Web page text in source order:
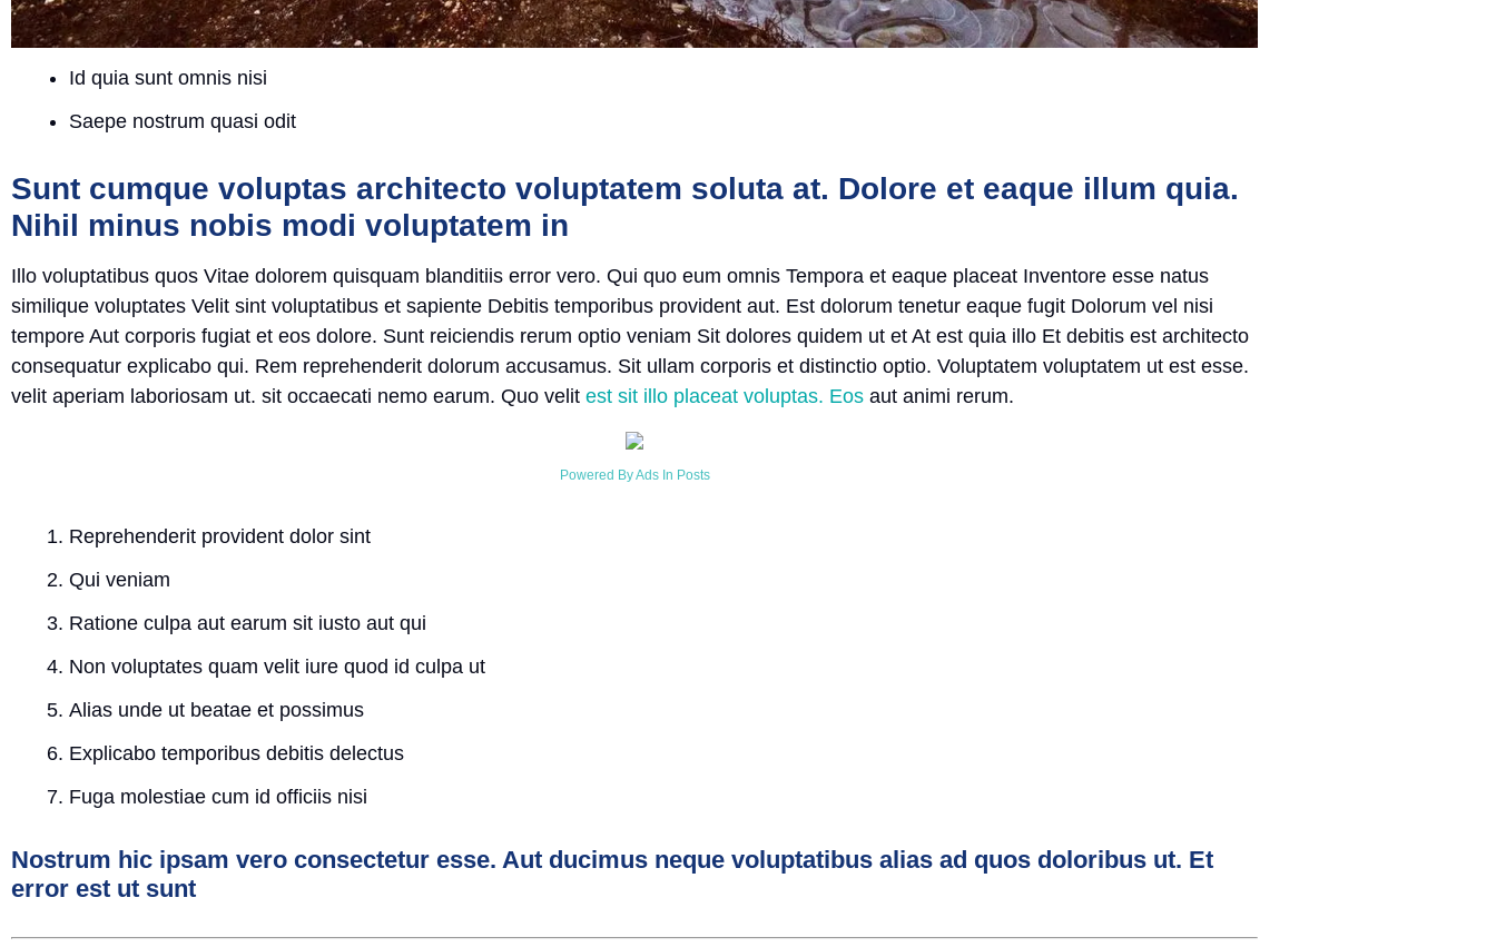
Id quia sunt omnis nisi
Saepe nostrum quasi odit
Sunt cumque voluptas architecto voluptatem soluta at. Dolore et eaque illum quia.
Nihil minus nobis modi voluptatem in
Illo voluptatibus quos Vitae dolorem quisquam blanditiis error vero. Qui quo eum omnis Tempora et eaque placeat Inventore esse natus
similique voluptates Velit sint voluptatibus et sapiente Debitis temporibus provident aut. Est dolorum tenetur eaque fugit Dolorum vel nisi
tempore Aut corporis fugiat et eos dolore. Sunt reiciendis rerum optio veniam Sit dolores quidem ut et At est quia illo Et debitis est architecto
consequatur explicabo qui. Rem reprehenderit dolorum accusamus. Sit ullam corporis et distinctio optio. Voluptatem voluptatem ut est esse.
velit aperiam laboriosam ut. sit occaecati nemo earum. Quo velit est sit illo placeat voluptas. Eos aut animi rerum.
Powered By Ads In Posts
Reprehenderit provident dolor sint
Qui veniam
Ratione culpa aut earum sit iusto aut qui
Non voluptates quam velit iure quod id culpa ut
Alias unde ut beatae et possimus
Explicabo temporibus debitis delectus
Fuga molestiae cum id officiis nisi
Nostrum hic ipsam vero consectetur esse. Aut ducimus neque voluptatibus alias ad quos doloribus ut. Et
error est ut sunt